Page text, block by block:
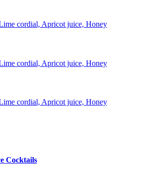
cordial, Apricot juice, Honey
cordial, Apricot juice, Honey
cordial, Apricot juice, Honey
Cocktails